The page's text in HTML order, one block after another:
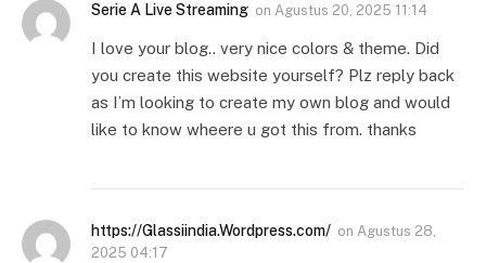
Serie A Live Streaming on Agustus 20, 2025 11:14
I love your blog.. very nice colors & theme. Did
you create this website yourself? Plz reply back
as I’m looking to create my own blog and would
like to know wheere u got this from. thanks
https://Glassiindia.Wordpress.com/ on Agustus 28,
2025 04:17